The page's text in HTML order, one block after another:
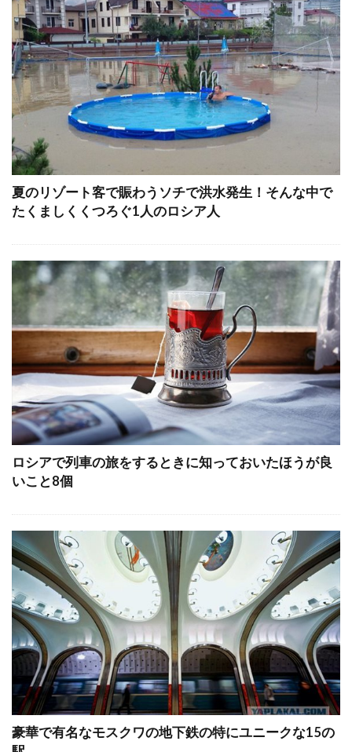
夏のリゾート客で賑わうソチで洪水発生！そんな中で
たくましくくつろぐ1人のロシア人
ロシアで列車の旅をするときに知っておいたほうが良
いこと8個
豪華で有名なモスクワの地下鉄の特にユニークな15の